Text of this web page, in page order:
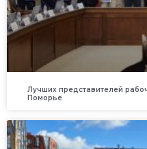
Лучших представителей
Поморье